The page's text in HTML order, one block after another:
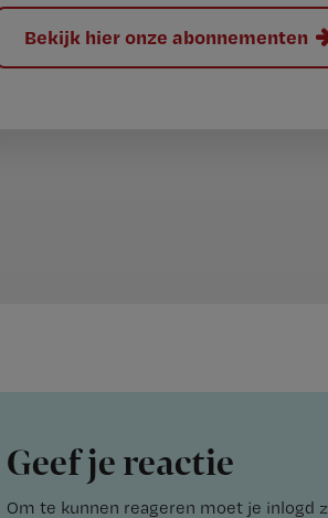
?
Bekijk hier onze abonnementen
Geef je reactie
Om te kunnen reageren moet je inlogd